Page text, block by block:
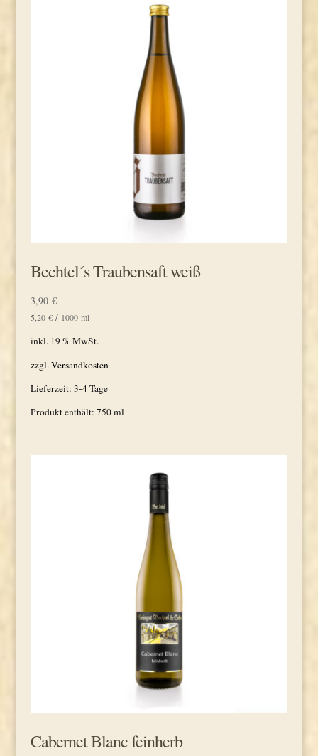
Bechtel´s Traubensaft weiß
3,90 €
5,20 €/ 1000 ml
inkl. 19 % MwSt.
zzgl. Versandkosten
Lieferzeit: 3-4 Tage
Produkt enthält: 750ml
Cabernet Blanc feinherb